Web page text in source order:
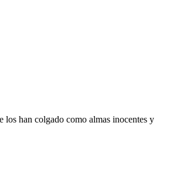
los han colgado como almas inocentes y